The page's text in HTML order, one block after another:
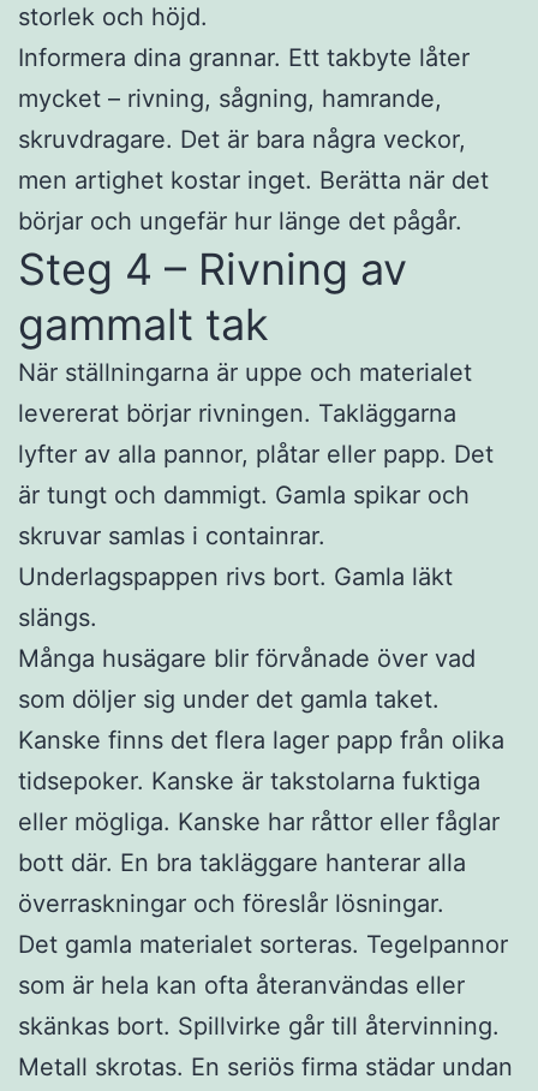
storlek och höjd.
Informera dina grannar. Ett takbyte låter
mycket – rivning, sågning, hamrande,
skruvdragare. Det är bara några veckor,
men artighet kostar inget. Berätta när det
börjar och ungefär hur länge det pågår.
Steg 4 – Rivning av
gammalt tak
När ställningarna är uppe och materialet
levererat börjar rivningen. Takläggarna
lyfter av alla pannor, plåtar eller papp. Det
är tungt och dammigt. Gamla spikar och
skruvar samlas i containrar.
Underlagspappen rivs bort. Gamla läkt
slängs.
Många husägare blir förvånade över vad
som döljer sig under det gamla taket.
Kanske finns det flera lager papp från olika
tidsepoker. Kanske är takstolarna fuktiga
eller mögliga. Kanske har råttor eller fåglar
bott där. En bra takläggare hanterar alla
överraskningar och föreslår lösningar.
Det gamla materialet sorteras. Tegelpannor
som är hela kan ofta återanvändas eller
skänkas bort. Spillvirke går till återvinning.
Metall skrotas. En seriös firma städar undan